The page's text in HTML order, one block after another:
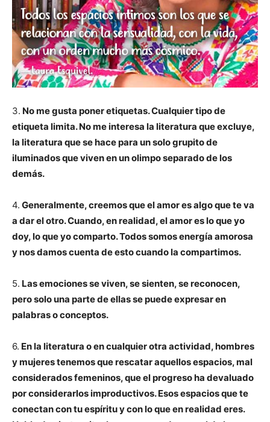
3. No me gusta poner etiquetas. Cualquier tipo de
etiqueta limita. No me interesa la literatura que excluye,
la literatura que se hace para un solo grupito de
iluminados que viven en un olimpo separado de los
demás.
4. Generalmente, creemos que el amor es algo que te va
a dar el otro. Cuando, en realidad, el amor es lo que yo
doy, lo que yo comparto. Todos somos energía amorosa
y nos damos cuenta de esto cuando la compartimos.
5. Las emociones se viven, se sienten, se reconocen,
pero solo una parte de ellas se puede expresar en
palabras o conceptos.
6. En la literatura o en cualquier otra actividad, hombres
y mujeres tenemos que rescatar aquellos espacios, mal
considerados femeninos, que el progreso ha devaluado
por considerarlos improductivos. Esos espacios que te
conectan con tu espíritu y con lo que en realidad eres.